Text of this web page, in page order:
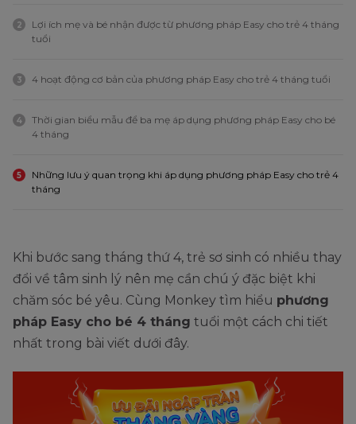
2
Lợi ích mẹ và bé nhận được từ phương pháp Easy cho trẻ 4 tháng
tuổi
3 4 hoạt động cơ bản của phương pháp Easy cho trẻ 4 tháng tuổi
4
Thời gian biểu mẫu để ba mẹ áp dụng phương pháp Easy cho bé
4 tháng
5
Những lưu ý quan trọng khi áp dụng phương pháp Easy cho trẻ 4
tháng
Khi bước sang tháng thứ 4, trẻ sơ sinh có nhiều thay
đổi về tâm sinh lý nên mẹ cần chú ý đặc biệt khi
chăm sóc bé yêu. Cùng Monkey tìm hiểu phương
pháp Easy cho bé 4 tháng tuổi một cách chi tiết
nhất trong bài viết dưới đây.